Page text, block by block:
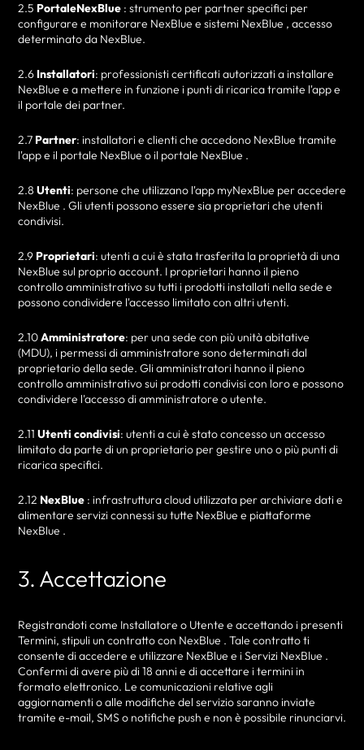
2.5 PortaleNexBlue : strumento per partner specifici per
configurare e monitorare NexBlue e sistemi NexBlue , accesso
determinato da NexBlue.
2.6 Installatori: professionisti certificati autorizzati a installare
NexBlue e a mettere in funzione i punti di ricarica tramite l'app e
il portale dei partner.
2.7 Partner: installatori e clienti che accedono NexBlue tramite
l'app e il portale NexBlue o il portale NexBlue .
2.8 Utenti: persone che utilizzano l'app myNexBlue per accedere
NexBlue . Gli utenti possono essere sia proprietari che utenti
condivisi.
2.9 Proprietari: utenti a cui è stata trasferita la proprietà di una
NexBlue sul proprio account. I proprietari hanno il pieno
controllo amministrativo su tutti i prodotti installati nella sede e
possono condividere l'accesso limitato con altri utenti.
2.10Amministratore: per una sede con più unità abitative
(MDU), i permessi di amministratore sono determinati dal
proprietario della sede. Gli amministratori hanno il pieno
controllo amministrativo sui prodotti condivisi con loro e possono
condividere l'accesso di amministratore o utente.
2.11 Utenti condivisi: utenti a cui è stato concesso un accesso
limitato da parte di un proprietario per gestire uno o più punti di
ricarica specifici.
2.12 NexBlue : infrastruttura cloud utilizzata per archiviare dati e
alimentare servizi connessi su tutte NexBlue e piattaforme
NexBlue .
3. Accettazione
Registrandoti come Installatore o Utente e accettando i presenti
Termini, stipuli un contratto con NexBlue . Tale contratto ti
consente di accedere e utilizzare NexBlue e i Servizi NexBlue .
Confermi di avere più di 18 anni e di accettare i termini in
formato elettronico. Le comunicazioni relative agli
aggiornamenti o alle modifiche del servizio saranno inviate
tramite e-mail, SMS o notifiche push e non è possibile rinunciarvi.